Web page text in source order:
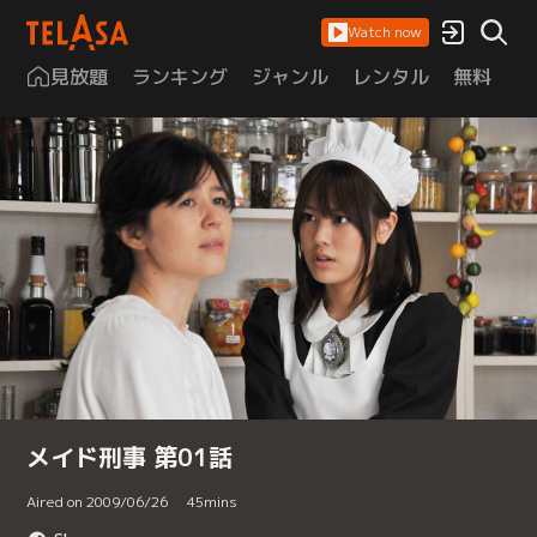
Watch now
見放題 ランキング ジャンル レンタル 無料
メイド刑事 第01話
Aired on 2009/06/26 45mins